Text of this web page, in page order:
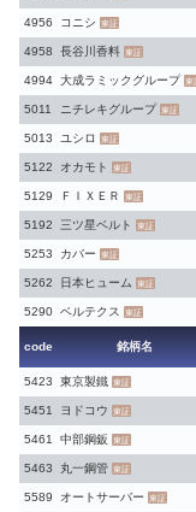
4956 コニシ 東証
4958 長谷川香料 東証
4994 大成ラミックグループ 東
5011 ニチレキグループ 東証
5013 ユシロ 東証
5122 オカモト 東証
5129 ＦＩＸＥＲ 東証
5192 三ツ星ベルト 東証
5253 カバー 東証
5262 日本ヒューム 東証
5290 ベルテクス 東証
code 銘柄名
5423
東京製鐵 東証
5451 ヨドコウ 東証
5461 中部鋼鈑 東証
5463 丸一鋼管 東証
5589 オートサーバー 東証